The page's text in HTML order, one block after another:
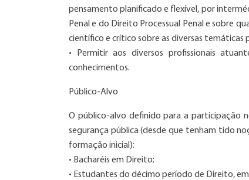
pensamento planificado e flexível, por
Penal e do Direito Processual Penal e sobre
científico e crítico sobre as diversas temáticas
• Permitir aos diversos profissionais
conhecimentos.
Público-Alvo
O público-alvo definido para a participação
segurança pública (desde que tenham tido
formação inicial):
• Bacharéis em Direito;
• Estudantes do décimo período de Direito,